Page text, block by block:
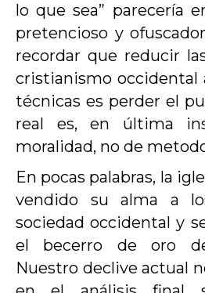
lo que sea” parecería
pretencioso y
recordar que reducir
cristianismo occidental
técnicas es perder el
real es, en última
moralidad, no de
En pocas palabras, la
vendido su alma a
sociedad occidental y
el becerro de oro
Nuestro declive actual